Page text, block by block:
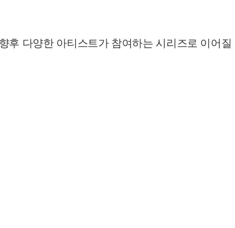
후 다양한 아티스트가 참여하는 시리즈로 이어